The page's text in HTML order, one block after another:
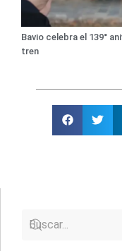
Bavio celebra el 139°
tren